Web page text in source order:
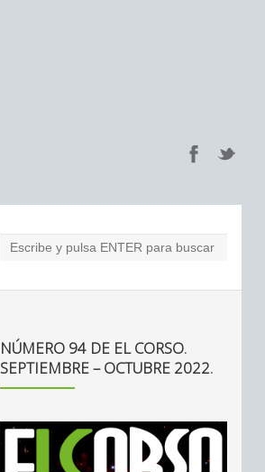
NÚMERO 94 DE EL CORSO.
SEPTIEMBRE – OCTUBRE 2022.